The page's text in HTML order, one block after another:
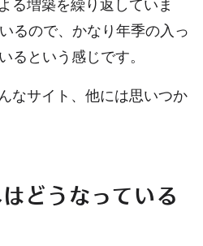
る増築を繰り返していま
るので、かなり年季の入っ
るという感じです。
なサイト、他には思いつか
どうなっている